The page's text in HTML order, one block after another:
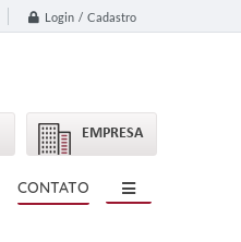
Login / Cadastro
EMPRESA
CONTATO